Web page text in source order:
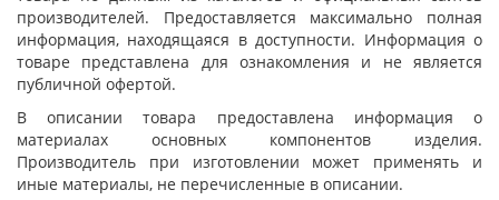
производителей. Предоставляется максимально полная
информация, находящаяся в доступности. Информация о
товаре представлена для ознакомления и не является
публичной офертой.
В описании товара предоставлена информация о
материалах основных компонентов изделия.
Производитель при изготовлении может применять и
иные материалы, не перечисленные в описании.